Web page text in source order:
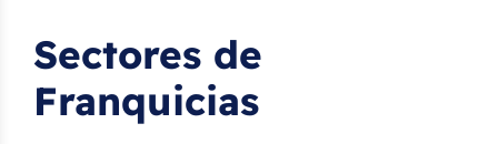
Sectores de
Franquicias